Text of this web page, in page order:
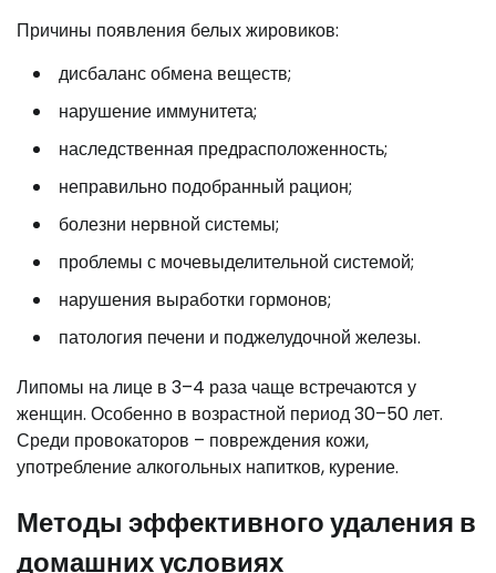
Причины появления белых жировиков:
дисбаланс обмена веществ;
нарушение иммунитета;
наследственная предрасположенность;
неправильно подобранный рацион;
болезни нервной системы;
проблемы с мочевыделительной системой;
нарушения выработки гормонов;
патология печени и поджелудочной железы.
Липомы на лице в 3–4 раза чаще встречаются у
женщин. Особенно в возрастной период 30–50 лет.
Среди провокаторов – повреждения кожи,
употребление алкогольных напитков, курение.
Методы эффективного удаления в
домашних условиях